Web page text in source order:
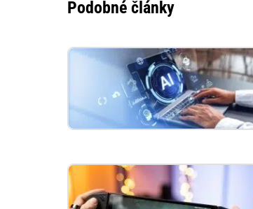
Podobné články